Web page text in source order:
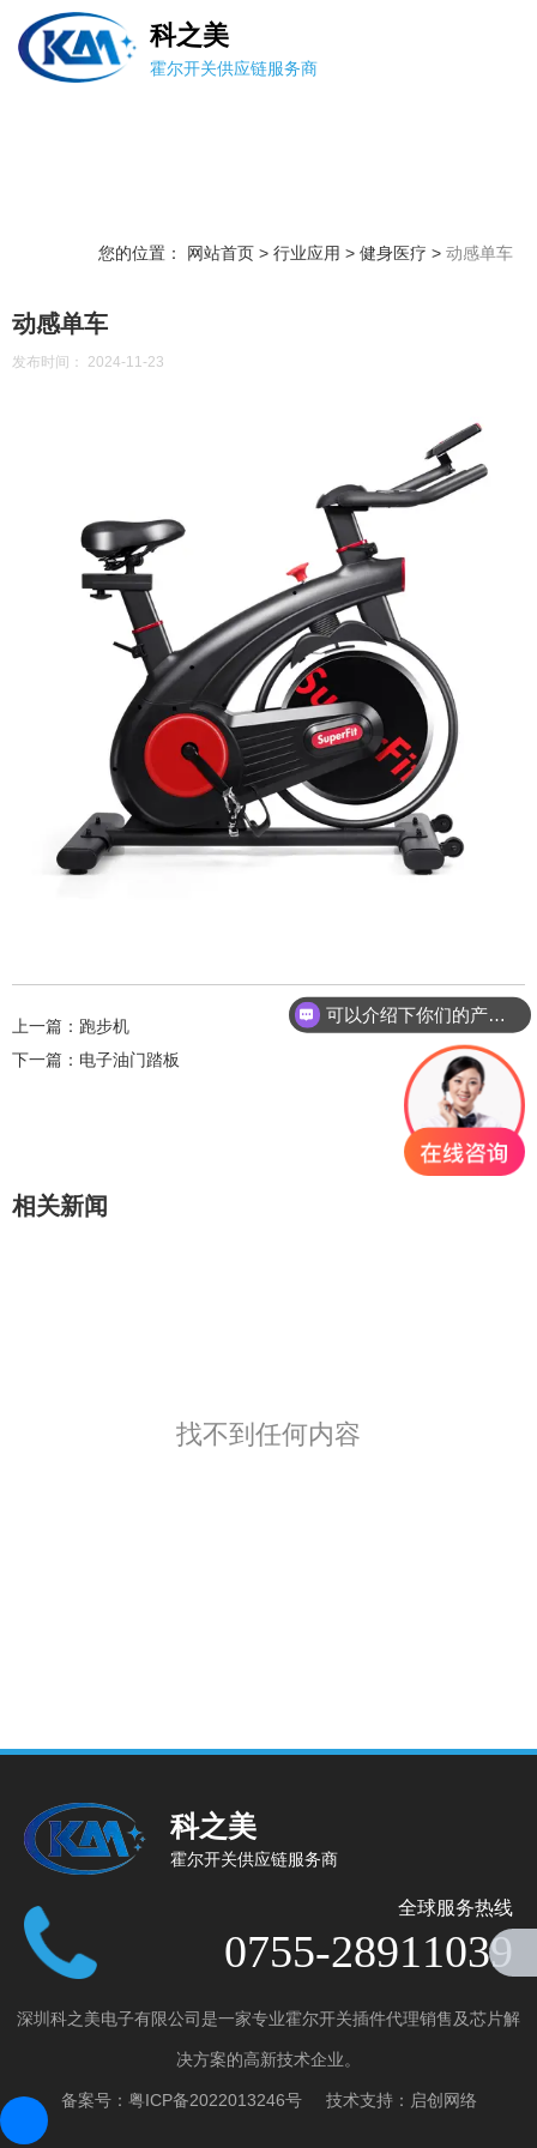
科之美
霍尔开关供应链服务商
您的位置： 网站首页 > 行业应用 > 健身医疗 > 动感单车
动感单车
发布时间： 2024-11-23
上一篇： 跑步机
下一篇： 电子油门踏板
相关新闻
找不到任何内容
科之美
霍尔开关供应链服务商
全球服务热线
0755-28911039
全极高电压霍尔开关
深圳科之美电子有限公司是一家专业霍尔开关插件代理销售及芯片解
决方案的高新技术企业。
备案号： 粤ICP备2022013246号技术支持： 启创网络
可以介绍下你们的产品么？